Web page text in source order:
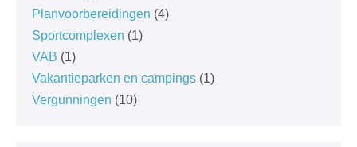
Planvoorbereidingen (4)
Sportcomplexen (1)
VAB (1)
Vakantieparken en campings (1)
Vergunningen (10)